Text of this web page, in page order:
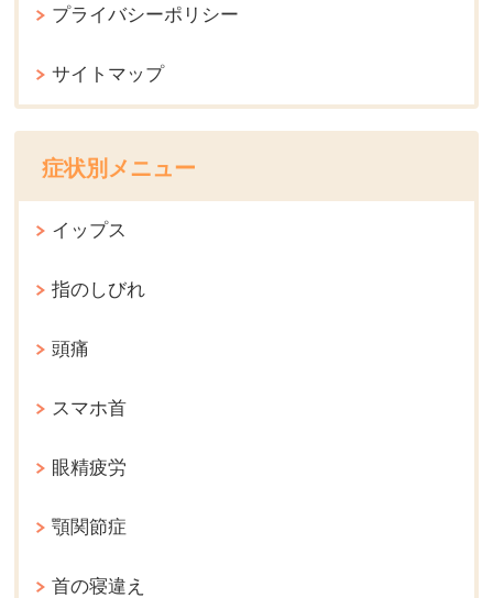
プライバシーポリシー
サイトマップ
症状別メニュー
イップス
指のしびれ
頭痛
スマホ首
眼精疲労
顎関節症
首の寝違え